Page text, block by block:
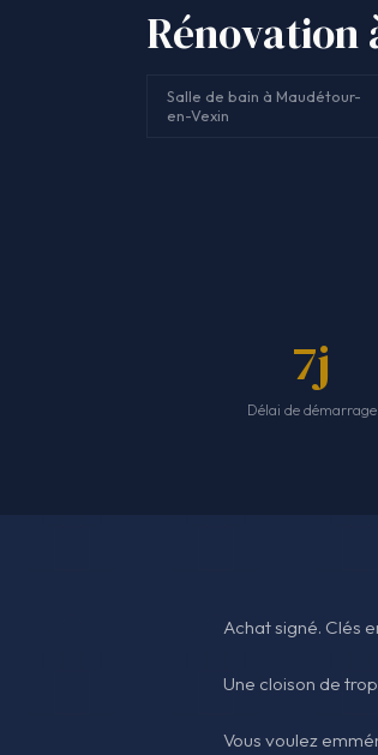
Rénovation
Salle de bain à Maudétour-
en-Vexin
7j
Délai de démarrage
Achat signé. Clés
Une cloison de
Vous voulez